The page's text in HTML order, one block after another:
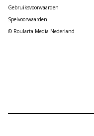
Gebruiksvoorwaarden
Spelvoorwaarden
© Roularta Media Nederland